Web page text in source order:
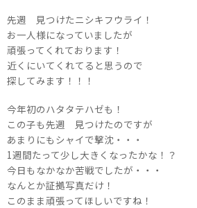
先週 見つけたニシキフウライ！
お一人様になっていましたが
頑張ってくれております！
近くにいてくれてると思うので
探してみます！！！
今年初のハタタテハゼも！
この子も先週 見つけたのですが
あまりにもシャイで撃沈・・・
1週間たって少し大きくなったかな！？
今日もなかなか苦戦でしたが・・・
なんとか証拠写真だけ！
このまま頑張ってほしいですね！